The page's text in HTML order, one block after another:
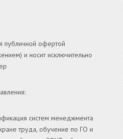
публичной офертой
и носит исключительно
систем менеджмента
труда, обучение по ГО и